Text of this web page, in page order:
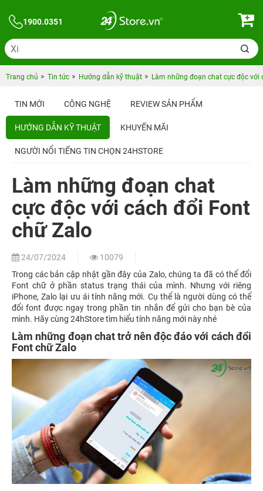
1900.0351
Trang chủ Tin tức Hướng dẫn kỹ thuật Làm những đoạn chat cực độc với
TIN MỚI CÔNG NGHỆ REVIEW SẢN PHẨM
HƯỚNG DẪN KỸ THUẬT KHUYẾN MÃI
NGƯỜI NỔI TIẾNG TIN CHỌN 24HSTORE
Làm những đoạn chat
cực độc với cách đổi Font
chữ Zalo
24/07/2024
10079
Trong các bản cập nhật gần đây của Zalo, chúng ta đã có thể đổi
Font chữ ở phần status trạng thái của mình. Nhưng với riêng
iPhone, Zalo lại ưu ái tính năng mới. Cụ thể là người dùng có thể
đổi font được ngay trong phần tin nhắn để gửi cho bạn bè của
mình. Hãy cùng 24hStore tìm hiểu tính năng mới này nhé
Làm những đoạn chat trở nên độc đáo với cách đổi
Font chữ Zalo